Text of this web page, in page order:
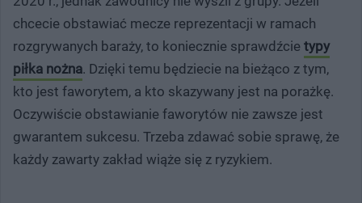
chcecie obstawiać mecze reprezentacji w ramach
rozgrywanych baraży, to koniecznie sprawdźcie typy
piłka nożna. Dzięki temu będziecie na bieżąco z tym,
kto jest faworytem, a kto skazywany jest na porażkę.
Oczywiście obstawianie faworytów nie zawsze jest
gwarantem sukcesu. Trzeba zdawać sobie sprawę, że
każdy zawarty zakład wiąże się z ryzykiem.